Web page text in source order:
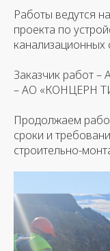
Работы ведутся
проекта по
канализационных
Заказчик работ
– АО «КОНЦЕРН
Продолжаем
сроки и
строительно-